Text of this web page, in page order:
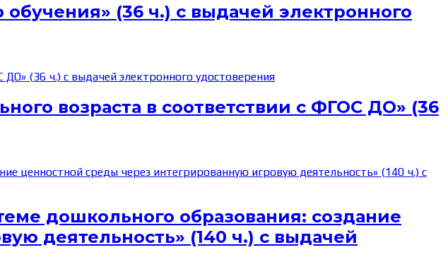
(36 ч.) с выдачей электронного
возраста в соответствии с ФГОС ДО» (36
дошкольного образования: создание
деятельность» (140 ч.) с выдачей